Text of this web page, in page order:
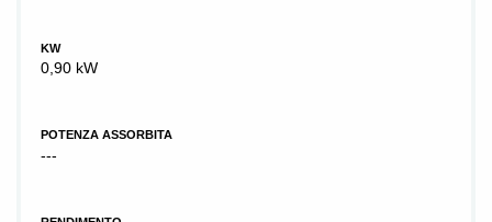
KW
0,90 kW
POTENZA ASSORBITA
---